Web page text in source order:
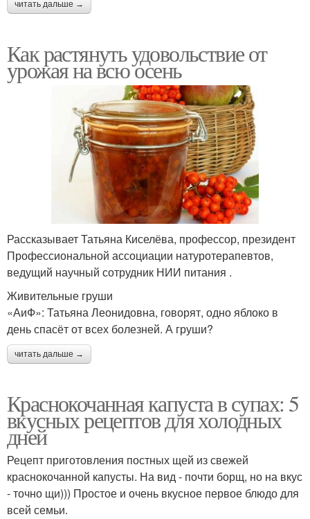
читать дальше →
Как растянуть удовольствие от
урожая на всю осень
Рассказывает Татьяна Киселёва, профессор, президент
Профессиональной ассоциации натуротерапевтов,
ведущий научный сотрудник НИИ питания .
Живительные груши
«АиФ»: Татьяна Леонидовна, говорят, одно яблоко в
день спасёт от всех болезней. А груши?
читать дальше →
Краснокочанная капуста в супах: 5
вкусных рецептов для холодных
дней
Рецепт приготовления постных щей из свежей
краснокочанной капусты. На вид - почти борщ, но на вкус
- точно щи))) Простое и очень вкусное первое блюдо для
всей семьи.